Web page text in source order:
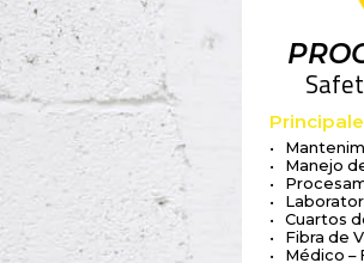
•
• Manejo
•
•
• Cuartos
• Fibra de
• Médico –